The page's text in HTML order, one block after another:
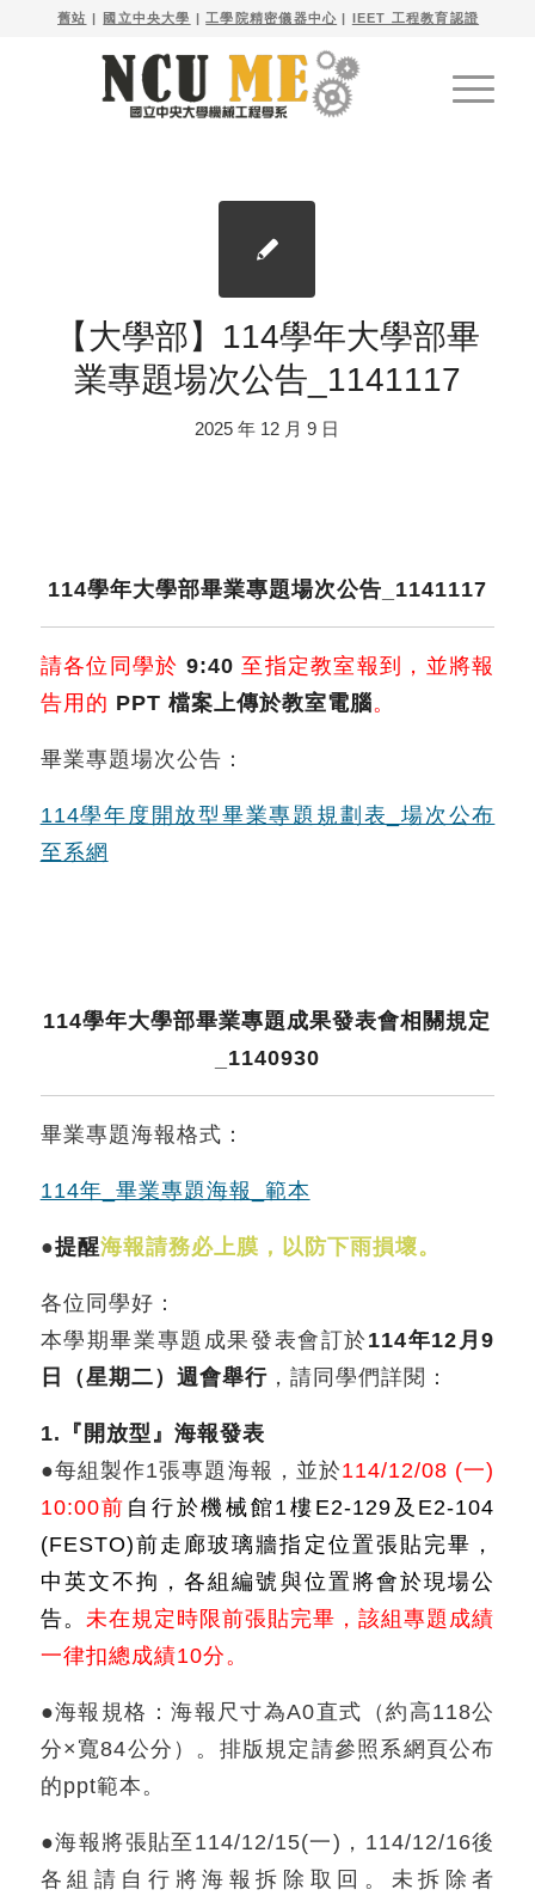
舊站 | 國立中央大學 | 工學院精密儀器中心 | IEET 工程教育認證
【大學部】114學年大學部畢
業專題場次公告_1141117
2025 年 12 月 9 日
114學年大學部畢業專題場次公告_1141117
請各位同學於 9:40 至指定教室報到，並將報
告用的 PPT 檔案上傳於教室電腦。
畢業專題場次公告：
114學年度開放型畢業專題規劃表_場次公布
至系網
114學年大學部畢業專題成果發表會相關規定
_1140930
畢業專題海報格式：
114年_畢業專題海報_範本
●提醒海報請務必上膜，以防下雨損壞。
各位同學好：
本學期畢業專題成果發表會訂於114年12月9
日（星期二）週會舉行，請同學們詳閱：
1.『開放型』海報發表
●每組製作1張專題海報，並於114/12/08 (一)
10:00前 自行於機械館1樓E2-129及E2-104
(FESTO)前走廊玻璃牆指定位置張貼完畢，
中英文不拘，各組編號與位置將會於現場公
告。 未在規定時限前張貼完畢，該組專題成績
一律扣總成績10分。
●海報規格：海報尺寸為A0直式（約高118公
分×寬84公分）。排版規定請參照系網頁公布
的ppt範本。
●海報將張貼至114/12/15(一)，114/12/16後
各組請自行將海報拆除取回。未拆除者